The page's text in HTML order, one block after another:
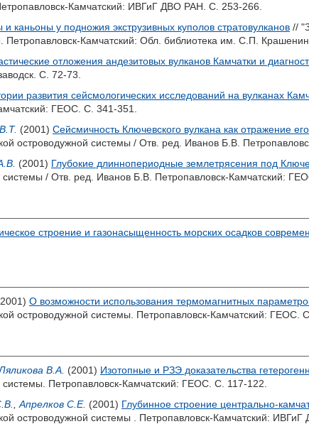
Камчатский: ИВГиГ ДВО РАН. С. 253-266.
каньоны у подножия экструзивных куполов стратовулканов //
Петропавловск-Камчатский: Обл. библиотека им. С.П.
отложения андезитовых вулканов Камчатки и
С. 72-73.
развития сейсмологических исследований на вулканах
ГЕОС. С. 341-351.
(2001) Сейсмичность Ключевского вулкана как отражение
островодужной системы / Отв. ред. Иванов Б.В.
(2001) Глубокие длиннопериодные землетрясения под
/ Отв. ред. Иванов Б.В. Петропавловск-Камчатский:
строение и газонасыщенность морских осадков
О возможности использования термомагнитных
островодужной системы. Петропавловск-Камчатский: ГЕОС.
В.А. (2001) Изотопные и РЗЭ доказательства
системы. Петропавловск-Камчатский: ГЕОС. С. 117-122.
Апрелков С.Е. (2001) Глубинное строение центрально-
островодужной системы . Петропавловск-Камчатский: